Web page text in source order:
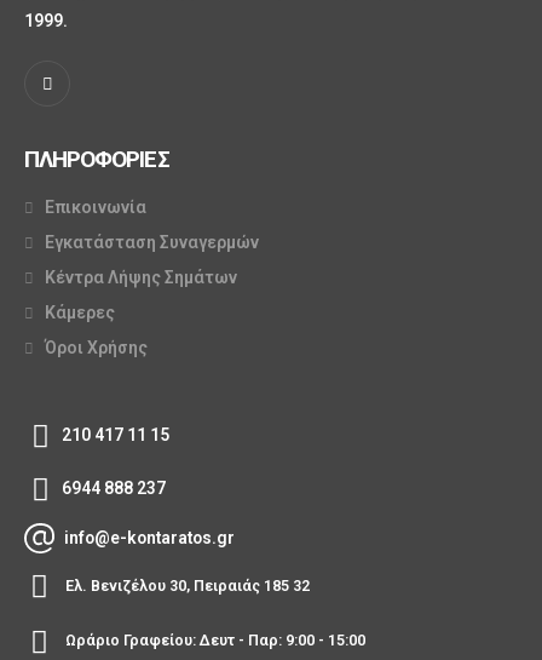
1999.
ΠΛΗΡΟΦΟΡΙΕΣ
Επικοινωνία
Εγκατάσταση Συναγερμών
Κέντρα Λήψης Σημάτων
Κάμερες
Όροι Χρήσης
210 417 11 15
6944 888 237
info@e-kontaratos.gr
Ελ. Βενιζέλου 30, Πειραιάς 185 32
Ωράριο Γραφείου: Δευτ - Παρ: 9:00 - 15:00